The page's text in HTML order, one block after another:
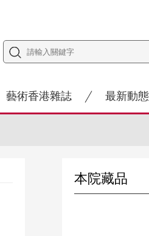
藝術香港雜誌 最新動態
本院藏品